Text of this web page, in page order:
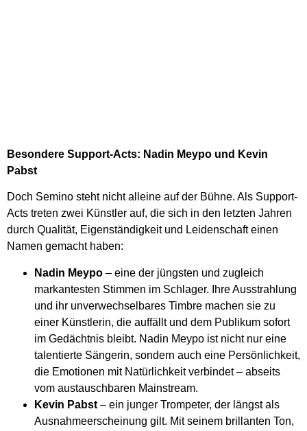
Besondere Support-Acts: Nadin Meypo und Kevin
Pabst
Doch Semino steht nicht alleine auf der Bühne. Als Support-
Acts treten zwei Künstler auf, die sich in den letzten Jahren
durch Qualität, Eigenständigkeit und Leidenschaft einen
Namen gemacht haben:
Nadin Meypo – eine der jüngsten und zugleich
markantesten Stimmen im Schlager. Ihre Ausstrahlung
und ihr unverwechselbares Timbre machen sie zu
einer Künstlerin, die auffällt und dem Publikum sofort
im Gedächtnis bleibt. Nadin Meypo ist nicht nur eine
talentierte Sängerin, sondern auch eine Persönlichkeit,
die Emotionen mit Natürlichkeit verbindet – abseits
vom austauschbaren Mainstream.
Kevin Pabst – ein junger Trompeter, der längst als
Ausnahmeerscheinung gilt. Mit seinem brillanten Ton,